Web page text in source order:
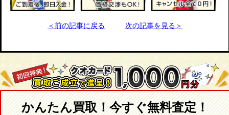
＜前の記事に戻る 次の記事を見る＞
かんたん買取！今すぐ無料査定！